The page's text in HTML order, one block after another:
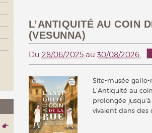
L’ANTIQUITÉ AU COIN
(VESUNNA)
Du 28/06/2025 au 30/08/2026
Site-musée
L’Antiquité au
prolongée
vivaient dans des